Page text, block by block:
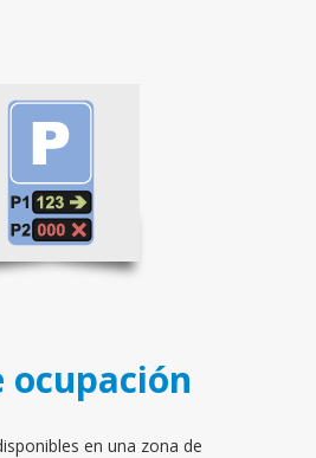
ocupación
en una zona de